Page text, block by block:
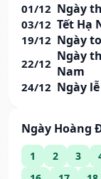
01/12 Ngày
03/12 Tết Hạ
19/12 Ngày
22/12 Ngày
Nam
24/12 Ngày
Ngày Hoàng
1 2 3